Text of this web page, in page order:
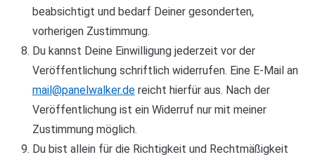
beabsichtigt und bedarf Deiner gesonderten,
vorherigen Zustimmung.
Du kannst Deine Einwilligung jederzeit vor der
Veröffentlichung schriftlich widerrufen. Eine E-Mail an
mail@panelwalker.dereicht hierfür aus. Nach der
Veröffentlichung ist ein Widerruf nur mit meiner
Zustimmung möglich.
Du bist allein für die Richtigkeit und Rechtmäßigkeit